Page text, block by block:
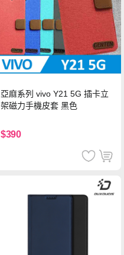
亞麻系列 vivo Y21 5G 插卡立
架磁力手機皮套 黑色
$390